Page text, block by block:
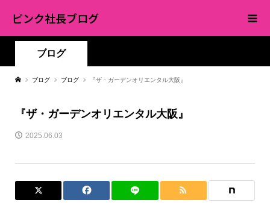
ピンク社長ブログ
ブログ
ブログ ブログ 『ザ・ガーデンオリエンタル大阪』
『ザ・ガーデンオリエンタル大阪』
2025.06.03